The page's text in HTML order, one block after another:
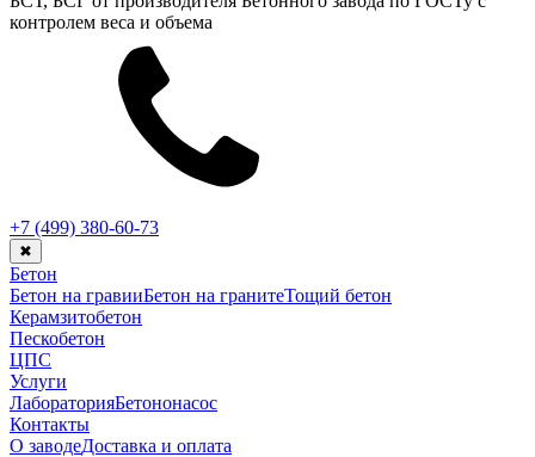
контролем веса и объема
+7 (499) 380-60-73
✖
Бетон
Бетон на гравииБетон на гранитеТощий бетон
Керамзитобетон
Пескобетон
ЦПС
Услуги
ЛабораторияБетононасос
Контакты
О заводеДоставка и оплата